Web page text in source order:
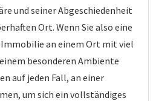
und seiner Abgeschiedenheit
Ort. Wenn Sie also eine
Immobilie an einem Ort mit viel
besonderen Ambiente
auf jeden Fall, an einer
um sich ein vollständiges